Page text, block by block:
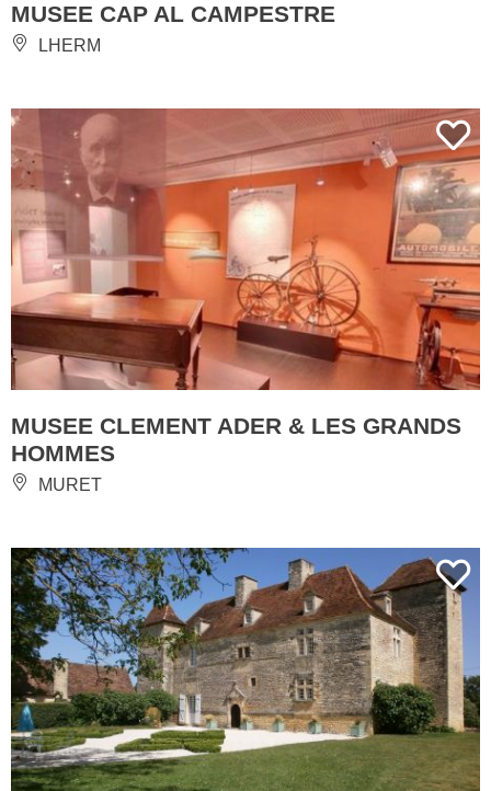
MUSEE CAP AL CAMPESTRE
LHERM
MUSEE CLEMENT ADER & LES GRANDS
HOMMES
MURET